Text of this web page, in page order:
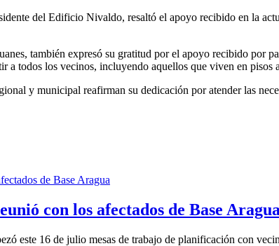
del Edificio Nivaldo, resaltó el apoyo recibido en la
también expresó su gratitud por el apoyo recibido
a todos los vecinos, incluyendo aquellos que viven en pisos
y municipal reafirman su dedicación por atender las
con los afectados de Base Aragua
este 16 de julio mesas de trabajo de planificación con